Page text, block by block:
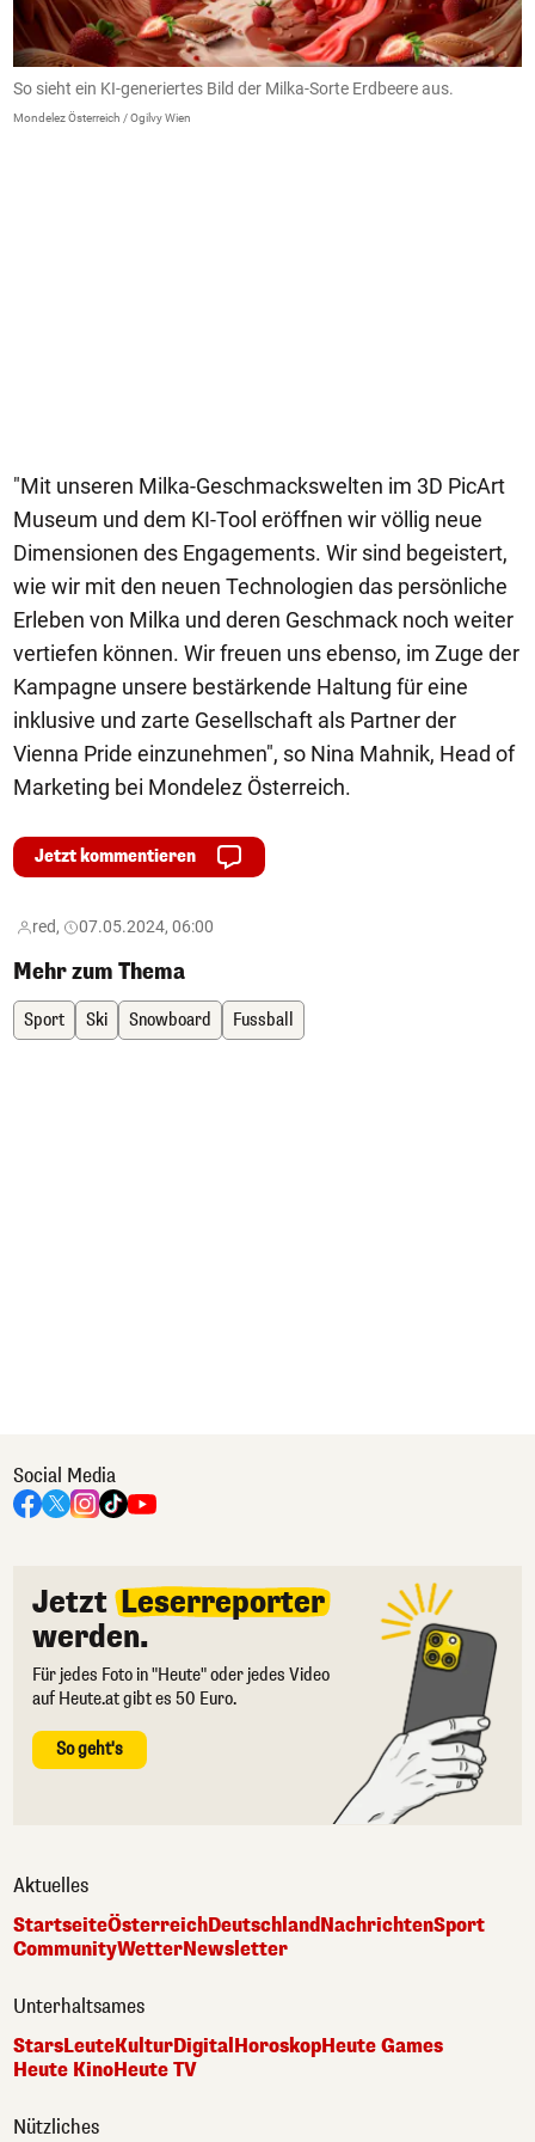
So sieht ein KI-generiertes Bild der Milka-Sorte Erdbeere aus.
Mondelez Österreich / Ogilvy Wien
"Mit unseren Milka-Geschmackswelten im 3D PicArt
Museum und dem KI-Tool eröffnen wir völlig neue
Dimensionen des Engagements. Wir sind begeistert,
wie wir mit den neuen Technologien das persönliche
Erleben von Milka und deren Geschmack noch weiter
vertiefen können. Wir freuen uns ebenso, im Zuge der
Kampagne unsere bestärkende Haltung für eine
inklusive und zarte Gesellschaft als Partner der
Vienna Pride einzunehmen", so Nina Mahnik, Head of
Marketing bei Mondelez Österreich.
Jetzt kommentieren
red, 07.05.2024, 06:00
Mehr zum Thema
Sport Ski Snowboard Fussball
Social Media
Jetzt Leserreporter
werden.
Für jedes Foto in "Heute" oder jedes Video
auf Heute.at gibt es 50 Euro.
So geht's
Aktuelles
StartseiteÖsterreichDeutschlandNachrichtenSport
CommunityWetterNewsletter
Unterhaltsames
StarsLeuteKulturDigitalHoroskopHeute Games
Heute KinoHeute TV
Nützliches